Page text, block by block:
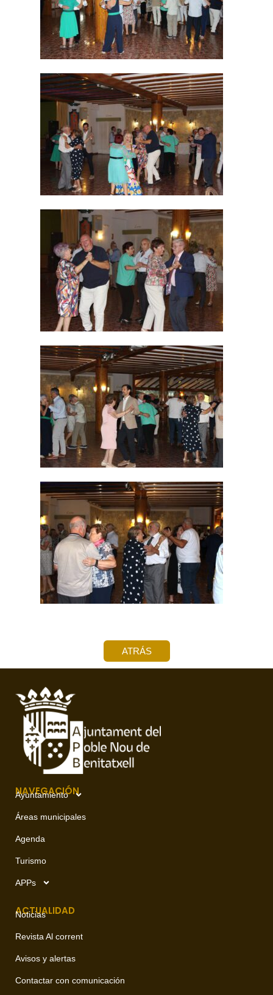
ATRÁS
NAVEGACIÓN
Ayuntamiento
Áreas municipales
Agenda
Turismo
APPs
ACTUALIDAD
Noticias
Revista Al corrent
Avisos y alertas
Contactar con comunicación